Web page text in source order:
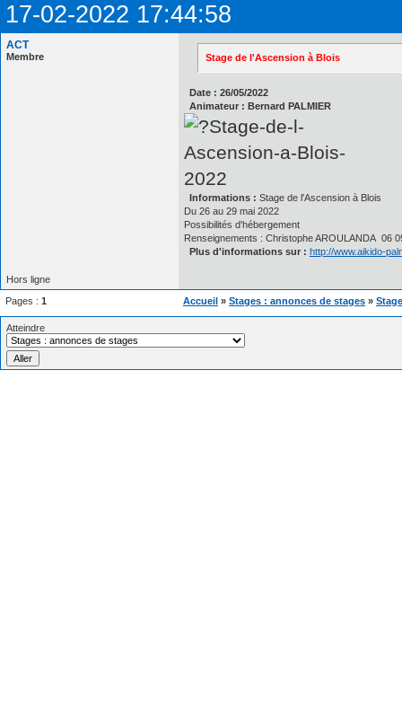
17-02-2022 17:44:58
ACT
Membre Stage de l'Ascension à Blois
Date : 26/05/2022
Animateur : Bernard PALMIER
Informations : Stage de l'Ascension à Blois
Du 26 au 29 mai 2022
Possibilités d'hébergement
Renseignements : Christophe AROULANDA 06
Plus d'informations sur : http://www.aikido-
Hors ligne
Pages : 1 Accueil » Stages : annonces de stages »
Atteindre